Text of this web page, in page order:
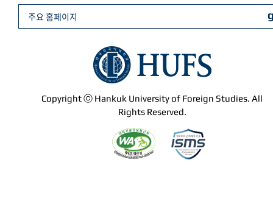
Copyright ⓒ Hankuk University of Foreign Studies. All
Rights Reserved.
주요 홈페이지